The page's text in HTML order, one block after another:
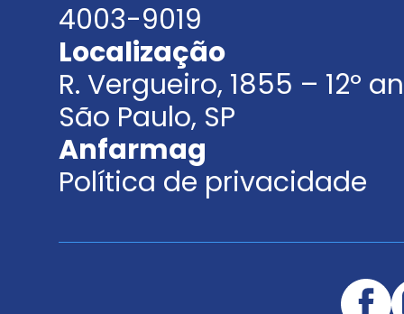
4003-9019
Localização
R. Vergueiro, 1855 – 12º
São Paulo, SP
Anfarmag
Política de privacidade